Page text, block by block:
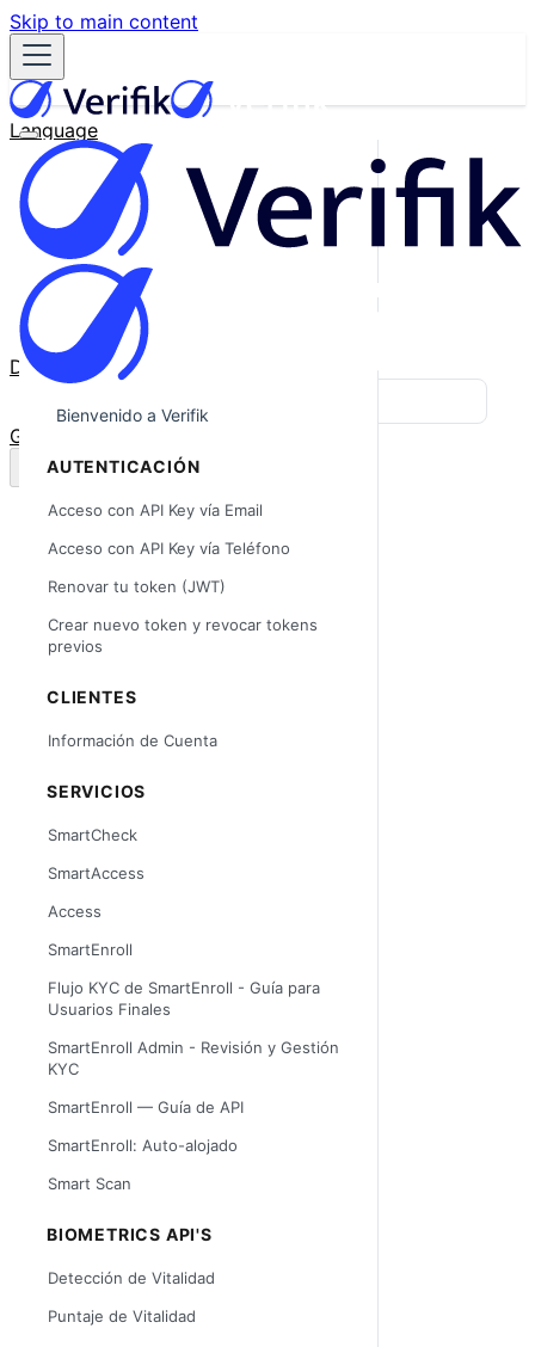
Skip to main content
Language
English
Español
Français
Português
한국어
日本語
中文
Docs
GitHub
Bienvenido a Verifik
AUTENTICACIÓN
Acceso con API Key vía Email
Acceso con API Key vía Teléfono
Renovar tu token (JWT)
Crear nuevo token y revocar tokens
previos
CLIENTES
Información de Cuenta
SERVICIOS
SmartCheck
SmartAccess
Access
SmartEnroll
Flujo KYC de SmartEnroll - Guía para
Usuarios Finales
SmartEnroll Admin - Revisión y Gestión
KYC
SmartEnroll — Guía de API
SmartEnroll: Auto-alojado
Smart Scan
BIOMETRICS API'S
Detección de Vitalidad
Puntaje de Vitalidad